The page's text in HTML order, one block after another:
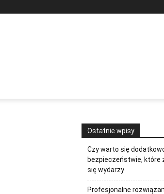
Ostatnie wpisy
Czy warto się
bezpieczeństwie, które
się wydarzy
Profesjonalne